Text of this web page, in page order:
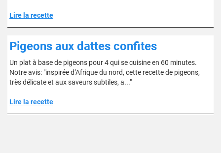
Lire la recette
Pigeons aux dattes confites
Un plat à base de pigeons pour 4 qui se cuisine en 60 minutes.
Notre avis: "inspirée d’Afrique du nord, cette recette de pigeons,
très délicate et aux saveurs subtiles, a..."
Lire la recette